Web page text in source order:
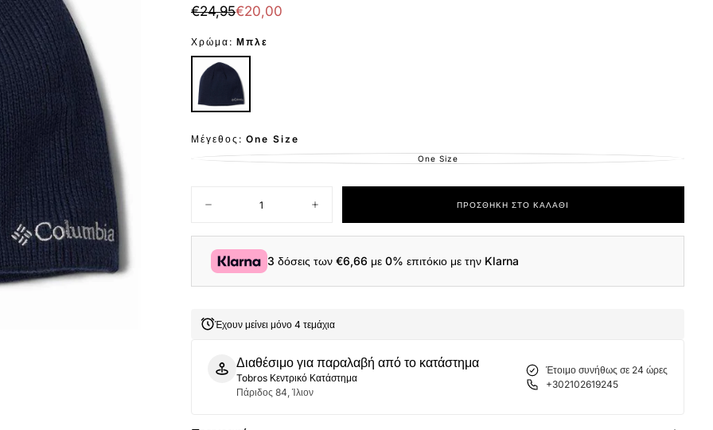
€20,00
Τιμή
€24,95Τιμή
έκπτωση
€20,00
Χρώμα: Μπλε
Μέγεθος: One Size
One Size
ΕΚΤΌΣ
Μείωση
για
Unisex
Σκουφί
464
Navy
Αύξηση
ποσότητας
για
Unisex
Σκουφί
Navy
ΠΡΟΣΘΉΚΗ ΣΤΟ ΚΑΛΆΘΙ
3 δόσεις των€6,66 με 0% επιτόκιο με την Klarna
Έχουν μείνει μόνο 4 τεμάχια
Διαθέσιμο για παραλαβή από το κατάστημα
Tobros Κεντρικό Κατάστημα
Πάριδος 84, Ίλιον
Έτοιμο συνήθως σε 24 ώρες
+302102619245